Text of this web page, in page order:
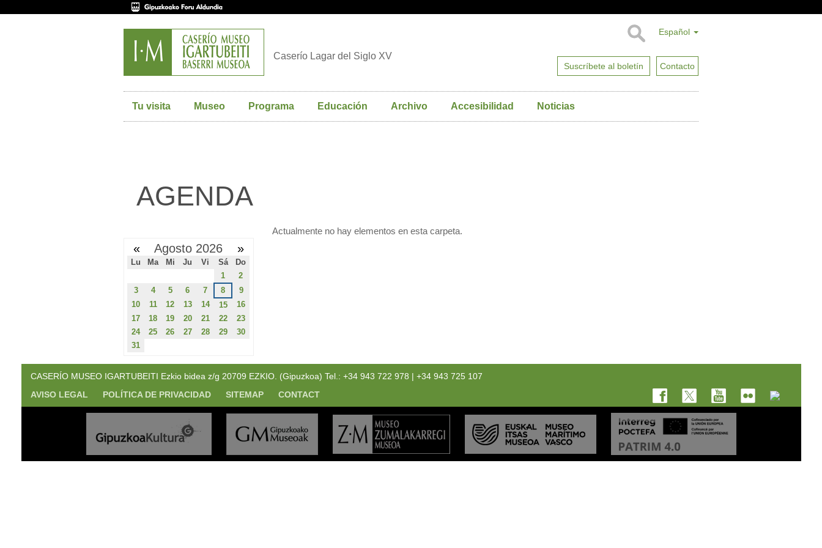
Español
Suscríbete al boletín Contacto
Caserío Lagar del Siglo XV
Tu visita Museo Programa Educación Archivo Accesibilidad Noticias
AGENDA
Actualmente no hay elementos en esta carpeta.
« Agosto 2026 »
Lu Ma Mi Ju Vi Sá
Do
1
2
3
4 5 6 7 8
9
10
11 12 13 14 15
16
17
18 19 20 21 22
23
24
25 26 27 28 29
30
31
CASERÍO MUSEO IGARTUBEITI Ezkio bidea z/g 20709 EZKIO. (Gipuzkoa) Tel.: +34 943 722 978 | +34 943 725 107
AVISO LEGAL
POLÍTICA DE PRIVACIDAD SITEMAP CONTACT